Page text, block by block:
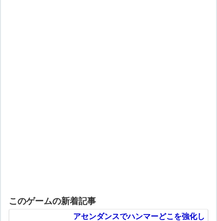
このゲームの新着記事
アセンダンスでハンマーどこを強化し